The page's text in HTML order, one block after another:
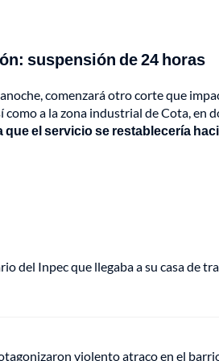
suspensión de 24 horas
comenzará otro corte que
a la zona industrial de Cota, en
el servicio se restablecería
del Inpec que llegaba a su casa de
violento atraco en el